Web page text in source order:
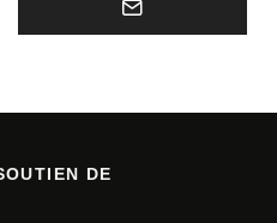
DE